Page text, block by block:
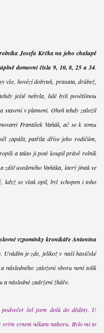
Josefa Krčka na jeho chalupě
domovní čísla 9, 10, 8, 25 a 34.
vše, hovězí dobytek, prasata, drůbež,
ještě nebyla, lidé byli povětšinou
stavení v plameni. Oheň tehdy založil
František Vaňák, ač se k tomu
zapálit, patřila dříve jeho rodičům,
a takto ji poté koupil právě rolník
zášť uvedeného Vaňáka, který jinak ve
když se však opil, byl schopen i toho
vzpomínky kronikáře Antonína
. Uvádím je zde, jelikož v naší hasičské
následného založení sboru není tolik
a následné zadržení žháře.
podvečer šel jsem dolů do dědiny. U
synem někam nahoru. Bylo mi to